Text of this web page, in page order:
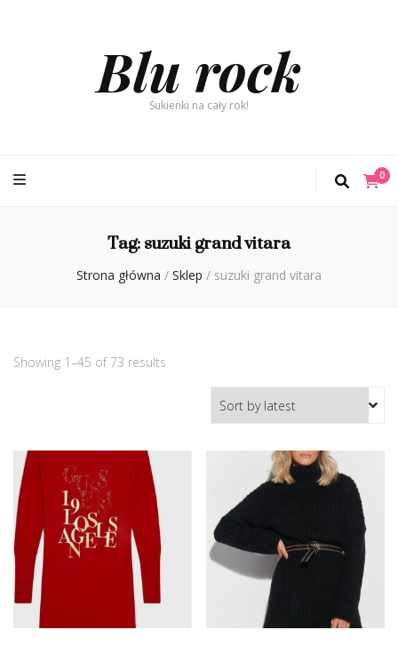
Blu rock
Sukienki na cały rok!
0
Tag:suzuki grand vitara
Strona główna / Sklep / suzuki grand vitara
Showing 1–45 of 73 results